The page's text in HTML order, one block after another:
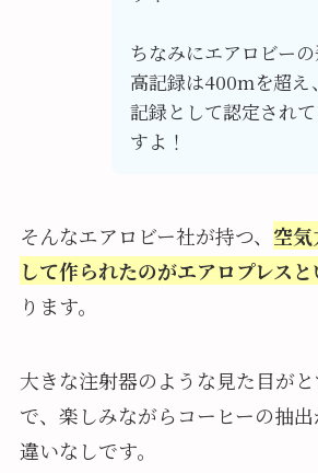
ちなみにエアロビー
高記録は400mを超え
記録として認定され
すよ！
そんなエアロビー社が持つ、 空
して作られたのがエアロプレス
ります。
大きな注射器のような見た目が
で、楽しみながらコーヒーの抽
違いなしです。